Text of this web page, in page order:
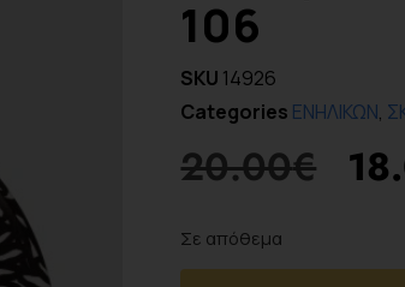
106
SKU 14926
Categories ΕΝΗΛΙΚΩΝ,
20.00€
Σε απόθεμα